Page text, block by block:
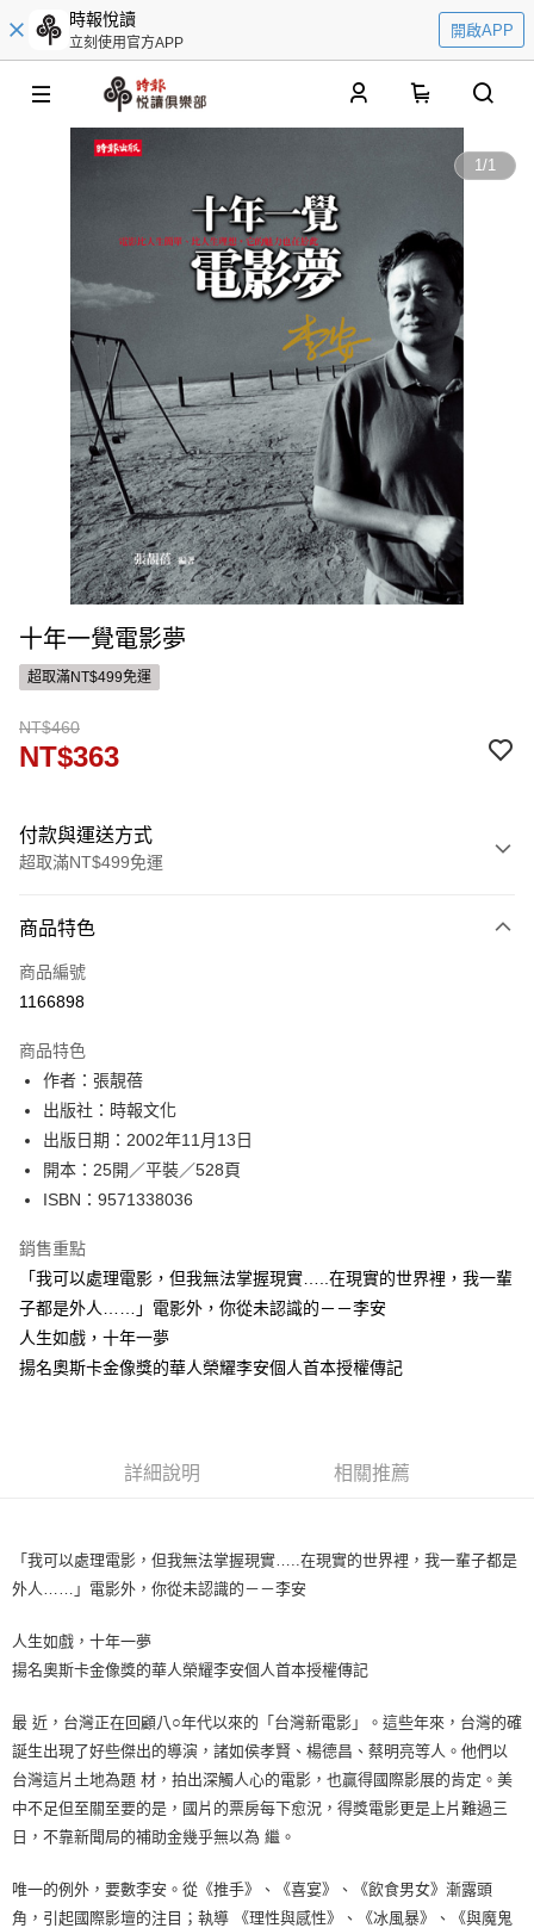
時報悅讀
立刻使用官方APP
開啟APP
1/1
十年一覺電影夢
超取滿NT$499免運
NT$460
NT$363
付款與運送方式
超取滿NT$499免運
信用卡一次付款
ATM付款
運送方式
付款後全家取貨
每筆NT$60，滿NT$499(含以上)免運費
付款後7-11取貨
每筆NT$60，滿NT$499(含以上)免運費
宅配
每筆NT$100，滿NT$499(含以上)免運費
商品特色
商品編號
1166898
商品特色
作者：張靚蓓
出版社：時報文化
出版日期：2002年11月13日
開本：25開／平裝／528頁
ISBN：9571338036
銷售重點
「我可以處理電影，但我無法掌握現實…..在現實的世界裡，我一輩
子都是外人……」電影外，你從未認識的－－李安
人生如戲，十年一夢
揚名奧斯卡金像獎的華人榮耀李安個人首本授權傳記
詳細說明 相關推薦
「我可以處理電影，但我無法掌握現實…..在現實的世界裡，我一輩子都是
外人……」電影外，你從未認識的－－李安
人生如戲，十年一夢
揚名奧斯卡金像獎的華人榮耀李安個人首本授權傳記
最 近，台灣正在回顧八○年代以來的「台灣新電影」。這些年來，台灣的確
誕生出現了好些傑出的導演，諸如侯孝賢、楊德昌、蔡明亮等人。他們以
台灣這片土地為題 材，拍出深觸人心的電影，也贏得國際影展的肯定。美
中不足但至關至要的是，國片的票房每下愈況，得獎電影更是上片難過三
日，不靠新聞局的補助金幾乎無以為 繼。
唯一的例外，要數李安。從《推手》、《喜宴》、《飲食男女》漸露頭
角，引起國際影壇的注目；執導 《理性與感性》、《冰風暴》、《與魔鬼